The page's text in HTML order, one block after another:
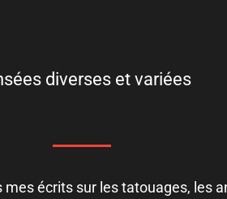
diverses et variées
écrits sur les tatouages, les